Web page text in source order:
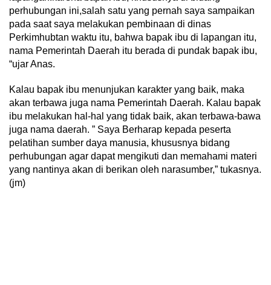
perhubungan ini,salah satu yang pernah saya sampaikan
pada saat saya melakukan pembinaan di dinas
Perkimhubtan waktu itu, bahwa bapak ibu di lapangan itu,
nama Pemerintah Daerah itu berada di pundak bapak ibu,
“ujar Anas.
Kalau bapak ibu menunjukan karakter yang baik, maka
akan terbawa juga nama Pemerintah Daerah. Kalau bapak
ibu melakukan hal-hal yang tidak baik, akan terbawa-bawa
juga nama daerah. ” Saya Berharap kepada peserta
pelatihan sumber daya manusia, khususnya bidang
perhubungan agar dapat mengikuti dan memahami materi
yang nantinya akan di berikan oleh narasumber,” tukasnya.
(jm)